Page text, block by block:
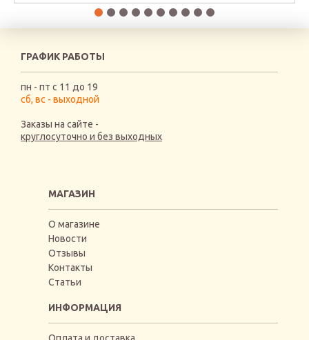
ГРАФИК РАБОТЫ
пн - пт с 11 до 19
сб, вс - выходной
Заказы на сайте -
круглосуточно и без выходных
МАГАЗИН
О магазине
Новости
Отзывы
Контакты
Статьи
ИНФОРМАЦИЯ